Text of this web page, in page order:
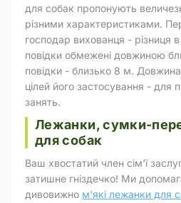
для собак пропонують
різними характеристиками.
господар вихованця - різниця
повідки обмежені довжиною
повідки - близько 8 м. Довжина
цілей його застосування - для
занять.
Лежанки, сумки-
для собак
Ваш хвостатий член сім'ї
затишне гніздечко! Ми
дивовижно м'які лежанки для